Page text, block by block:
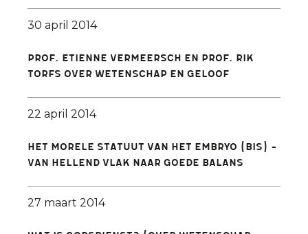
30 april 2014
Prof. Etienne Vermeersch en Prof. Rik
Torfs over wetenschap en geloof
22 april 2014
Het morele statuut van het embryo (bis) -
Van hellend vlak naar goede balans
27 maart 2014